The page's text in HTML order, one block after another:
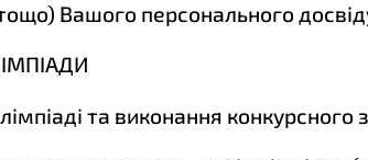
Вашого персонального
та виконання